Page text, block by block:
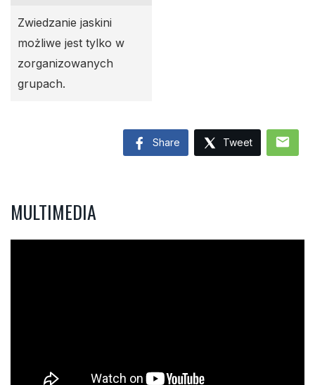
Zwiedzanie jaskini
możliwe jest tylko w
zorganizowanych
grupach.
Share Tweet mail
MULTIMEDIA